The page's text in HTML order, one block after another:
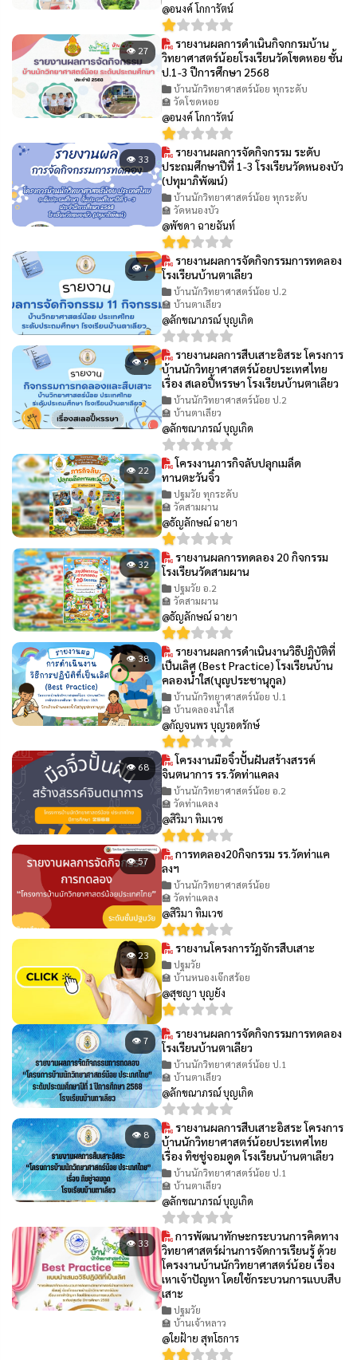
@อนงค์ โกการัตน์
👁 27
รายงานผลการดำเนินกิจกกรมบ้าน
วิทยาศาสตร์น้อยโรงเรียนวัดโขดหอย ชั้น
ป.1-3 ปีการศึกษา 2568
บ้านนักวิทยาศาสตร์น้อย ทุกระดับ
🏫 วัดโขดหอย
@อนงค์ โกการัตน์
👁 33
รายงานผลการจัดกิจกรรม ระดับ
ประถมศึกษาปีที่ 1-3 โรงเรียนวัดหนองบัว
(ปทุมาภิพัฒน์)
บ้านนักวิทยาศาสตร์น้อย ทุกระดับ
🏫 วัดหนองบัว
@พัชดา ฉายฉันท์
👁 7
รายงานผลการจัดกิจกรรมการทดลอง
โรงเรียนบ้านตาเลียว
บ้านนักวิทยาศาสตร์น้อย ป.2
🏫 บ้านตาเลียว
@ลักขณาภรณ์ บุญเกิด
👁 9
รายงานผลการสืบเสาะอิสระ โครงการ
บ้านนักวิทยาศาสตร์น้อยประเทศไทย
เรื่อง สเลอปี้หรรษา โรงเรียนบ้านตาเลียว
บ้านนักวิทยาศาสตร์น้อย ป.2
🏫 บ้านตาเลียว
@ลักขณาภรณ์ บุญเกิด
👁 22
โครงงานภารกิจลับปลุกเมล็ด
ทานตะวันจิ๋ว
ปฐมวัย ทุกระดับ
🏫 วัดสามผาน
@ธัญลักษณ์ ฉายา
👁 32
รายงานผลการทดลอง 20 กิจกรรม
โรงเรียนวัดสามผาน
ปฐมวัย อ.2
🏫 วัดสามผาน
@ธัญลักษณ์ ฉายา
👁 38
รายงานผลการดำเนินงานวิธีปฏิบัติที่
เป็นเลิศ (Best Practice) โรงเรียนบ้าน
คลองน้ำใส(บุญประชานุกูล)
บ้านนักวิทยาศาสตร์น้อย ป.1
🏫 บ้านคลองน้ำใส
@กัญจนพร บุญรอดรักษ์
👁 68
โครงงานมือจิ๋วปั้นฝันสร้างสรรค์
จินตนาการ รร.วัดท่าแคลง
บ้านนักวิทยาศาสตร์น้อย อ.2
🏫 วัดท่าแคลง
@สิริมา ทิมเวช
👁 57
การทดลอง20กิจกรรม รร.วัดท่าแค
ลงฯ
บ้านนักวิทยาศาสตร์น้อย
🏫 วัดท่าแคลง
@สิริมา ทิมเวช
👁 23 รายงานโครงการวัฏจักรสืบเสาะ
ปฐมวัย
🏫 บ้านหนองเจ๊กสร้อย
@สุชญา บุญยัง
👁 7
รายงานผลการจัดกิจกรรมการทดลอง
โรงเรียนบ้านตาเลียว
บ้านนักวิทยาศาสตร์น้อย ป.1
🏫 บ้านตาเลียว
@ลักขณาภรณ์ บุญเกิด
👁 8
รายงานผลการสืบเสาะอิสระ โครงการ
บ้านนักวิทยาศาสตร์น้อยประเทศไทย
เรื่อง ทิชชู่จอมดูด โรงเรียนบ้านตาเลียว
บ้านนักวิทยาศาสตร์น้อย ป.1
🏫 บ้านตาเลียว
@ลักขณาภรณ์ บุญเกิด
👁 33
การพัฒนาทักษะกระบวนการคิดทาง
วิทยาศาสตร์ผ่านการจัดการเรียนรู้ ด้วย
โครงงานบ้านนักวิทยาศาสตร์น้อย เรื่อง
เหาเจ้าปัญหา โดยใช้กระบวนการแบบสืบ
เสาะ
ปฐมวัย
🏫 บ้านเจ้าหลาว
@ใยฝ้าย สุทโธการ